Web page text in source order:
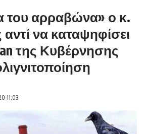
του αρραβώνα» ο κ.
να καταψηφίσει
της Κυβέρνησης
11:03